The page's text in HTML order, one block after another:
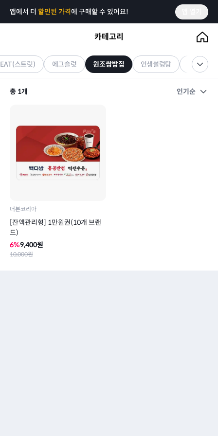
앱에서 더 할인된 가격에 구매할 수 있어요!
카테고리
원조쌈밥집기프티콘
스트릿) 에그슬럿 원조쌈밥집 인생설렁탕 천지연
총 1개 인기순
더본코리아
[잔액관리형] 1만원권(10개 브랜
드)
6%9,400원
10,000원